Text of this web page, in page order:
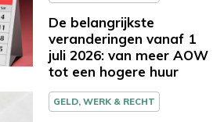
De belangrijkste
veranderingen vanaf 1
juli 2026: van meer AOW
tot een hogere huur
GELD, WERK & RECHT